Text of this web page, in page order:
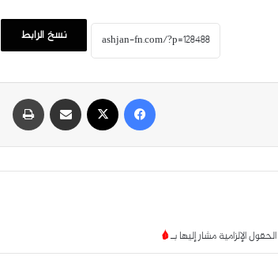
نسخ الرابط
الحقول الإلزامية مشار إليها بـ*